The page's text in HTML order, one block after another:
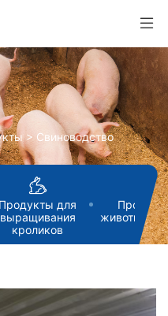
> Свиноводство
Продукты для
выращивания
кроликов